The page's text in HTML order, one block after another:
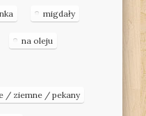
migdały
na oleju
/ ziemne / pekany